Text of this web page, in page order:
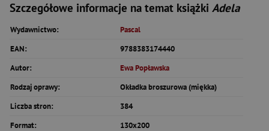
Szczegółowe informacje na temat książki Adela
Wydawnictwo:
Pascal
EAN:
9788383174440
Autor:
Ewa Popławska
Rodzaj oprawy:
Okładka broszurowa (miękka)
Liczba stron:
384
Format:
130x200